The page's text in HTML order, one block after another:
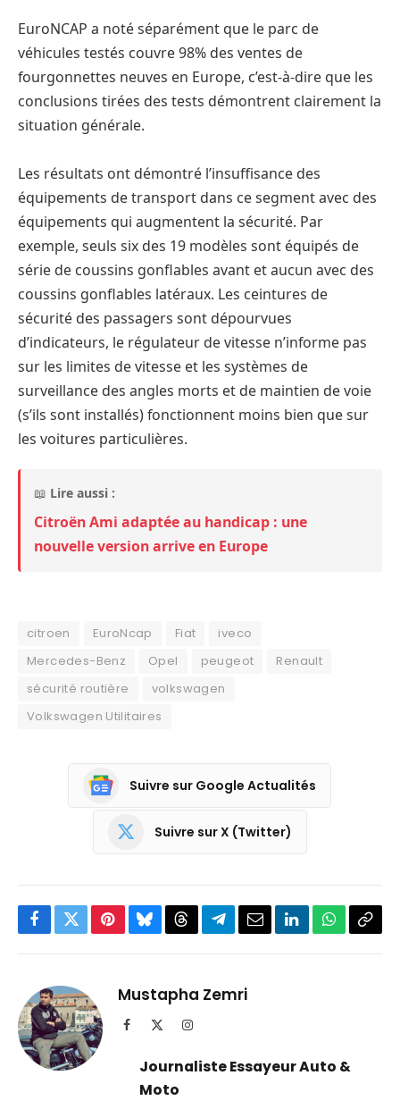
EuroNCAP a noté séparément que le parc de
véhicules testés couvre 98% des ventes de
fourgonnettes neuves en Europe, c’est-à-dire que les
conclusions tirées des tests démontrent clairement la
situation générale.
Les résultats ont démontré l’insuffisance des
équipements de transport dans ce segment avec des
équipements qui augmentent la sécurité. Par
exemple, seuls six des 19 modèles sont équipés de
série de coussins gonflables avant et aucun avec des
coussins gonflables latéraux. Les ceintures de
sécurité des passagers sont dépourvues
d’indicateurs, le régulateur de vitesse n’informe pas
sur les limites de vitesse et les systèmes de
surveillance des angles morts et de maintien de voie
(s’ils sont installés) fonctionnent moins bien que sur
les voitures particulières.
📖 Lire aussi :
Citroën Ami adaptée au handicap : une
nouvelle version arrive en Europe
citroen EuroNcap Fiat
iveco
Mercedes-Benz
Opel peugeot
Renault
sécurité routière
volkswagen
Volkswagen Utilitaires
Suivre sur Google Actualités
Suivre sur X (Twitter)
Facebook
TwitterPinterestBlueskyThreadsPartager
Telegram
EmailLinkedInWhatsApp
Mustapha Zemri
Facebook Instagram
Journaliste Essayeur Auto &
Moto